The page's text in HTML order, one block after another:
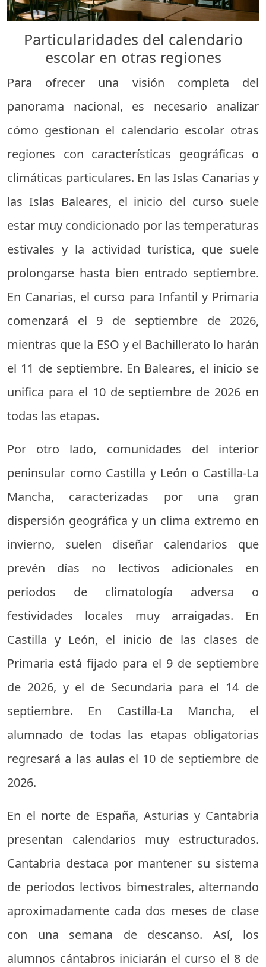
Particularidades del calendario
escolar en otras regiones
Para ofrecer una visión completa del
panorama nacional, es necesario analizar
cómo gestionan el calendario escolar otras
regiones con características geográficas o
climáticas particulares. En las Islas Canarias y
las Islas Baleares, el inicio del curso suele
estar muy condicionado por las temperaturas
estivales y la actividad turística, que suele
prolongarse hasta bien entrado septiembre.
En Canarias, el curso para Infantil y Primaria
comenzará el 9 de septiembre de 2026,
mientras que la ESO y el Bachillerato lo harán
el 11 de septiembre. En Baleares, el inicio se
unifica para el 10 de septiembre de 2026 en
todas las etapas.
Por otro lado, comunidades del interior
peninsular como Castilla y León o Castilla-La
Mancha, caracterizadas por una gran
dispersión geográfica y un clima extremo en
invierno, suelen diseñar calendarios que
prevén días no lectivos adicionales en
periodos de climatología adversa o
festividades locales muy arraigadas. En
Castilla y León, el inicio de las clases de
Primaria está fijado para el 9 de septiembre
de 2026, y el de Secundaria para el 14 de
septiembre. En Castilla-La Mancha, el
alumnado de todas las etapas obligatorias
regresará a las aulas el 10 de septiembre de
2026.
En el norte de España, Asturias y Cantabria
presentan calendarios muy estructurados.
Cantabria destaca por mantener su sistema
de periodos lectivos bimestrales, alternando
aproximadamente cada dos meses de clase
con una semana de descanso. Así, los
alumnos cántabros iniciarán el curso el 8 de